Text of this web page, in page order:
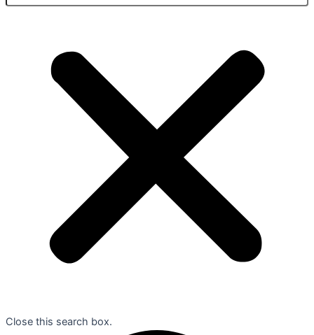
Close this search box.